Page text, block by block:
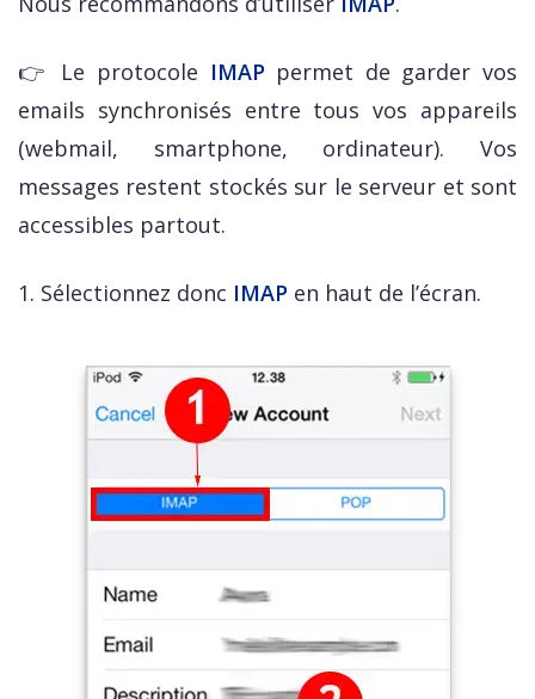
👉 Le protocole IMAP permet de garder vos
emails synchronisés entre tous vos appareils
(webmail, smartphone, ordinateur). Vos
messages restent stockés sur le serveur et sont
accessibles partout.
1. Sélectionnez donc IMAP en haut de l’écran.